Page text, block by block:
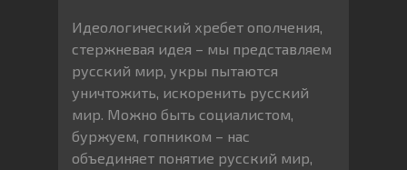
Идеологический хребет ополчения,
стержневая идея – мы представляем
русский мир, укры пытаются
уничтожить, искоренить русский
мир. Можно быть социалистом,
буржуем, гопником – нас
объединяет понятие русский мир,